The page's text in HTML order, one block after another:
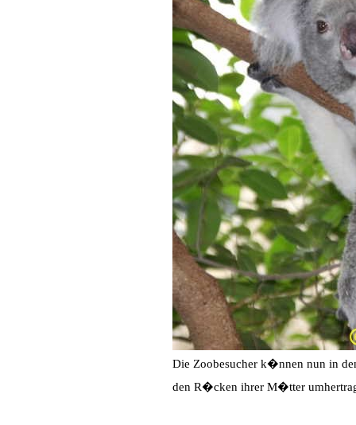
Die Zoobesucher k�nnen nun in
den R�cken ihrer M�tter